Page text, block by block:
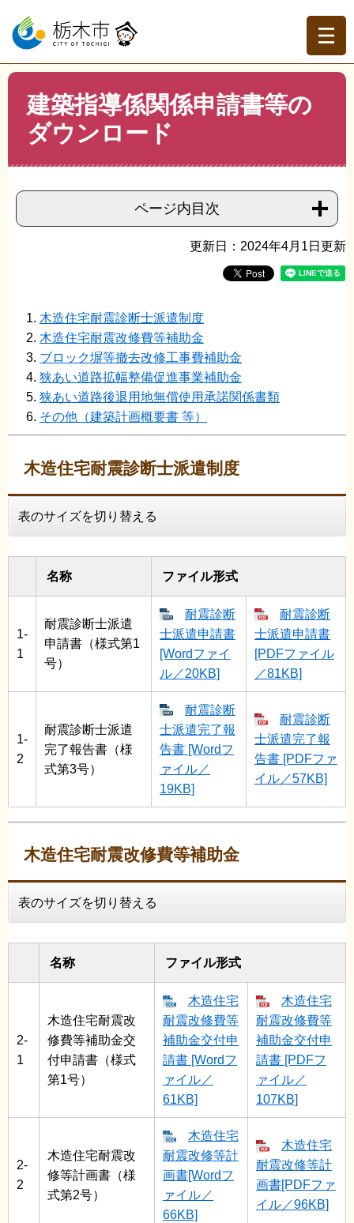
ー
の
先
ニ
ー
を
本
トップページ >分類でさがす >事業者の方へ >建築 >
築関連・建築指導 >
建築指導係関係申請書等のダウンロー
建築指導係関係申請書等の
ダウンロード
ページ内目次
更新日：2024年4月1日更新
木造住宅耐震診断士派遣制度
木造住宅耐震改修費等補助金
ブロック塀等撤去改修工事費補助金
狭あい道路拡幅整備促進事業補助金
狭あい道路後退用地無償使用承諾関係書類
その他（建築計画概要書 等）
木造住宅耐震診断士派遣制度
表のサイズを切り替える
名称 ファイル形式
1-
1
耐震診断士派遣
申請書（様式第1
号）
耐震診断
士派遣申請書
[Wordファイ
ル／20KB]
耐震診断
士派遣申請書
[PDFファイル
／81KB]
1-
2
耐震診断士派遣
完了報告書（様
式第3号）
耐震診断
士派遣完了報
告書 [Wordフ
ァイル／
19KB]
耐震診断
士派遣完了報
告書 [PDFファ
イル／57KB]
木造住宅耐震改修費等補助金
表のサイズを切り替える
名称 ファイル形式
2-
1
木造住宅耐震改
修費等補助金交
付申請書（様式
第1号）
木造住宅
耐震改修費等
補助金交付申
請書 [Wordフ
ァイル／
61KB]
木造住宅
耐震改修費等
補助金交付申
請書 [PDFフ
ァイル／
107KB]
2-
2
木造住宅耐震改
修等計画書（様
式第2号）
木造住宅
耐震改修等計
画書[Wordフ
ァイル／
66KB]
木造住宅
耐震改修等計
画書[PDFファ
イル／96KB]